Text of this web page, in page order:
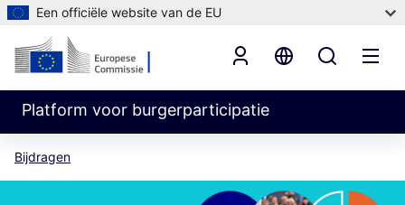
Een officiële website van de EU
Platform voor burgerparticipatie
Bijdragen